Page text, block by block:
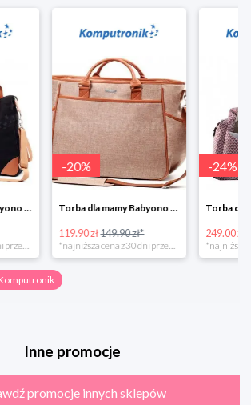
Torba dla mamy Babyono 1505/01 Comfort Icoinic 5/5
-20%
Torba dla mamy Babyono 1507/01 Comfort Chic w super cenie
119.90 zł149.90 zł*
-24%
249.00 zł
Inne promocje
promocje innych sklepów